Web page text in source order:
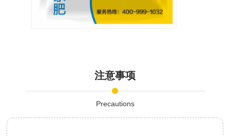
注意事项
Precautions